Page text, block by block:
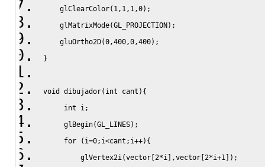
glClearColor( 1 , 1 , 1 ,0) ;
glMatrixMode(GL_PROJECTION) ;
gluOrtho2D(0 ,400 ,0 ,400) ;
}
void dibujador( int cant ) {
int i ;
glBegin(GL_LINES) ;
for
( i=0; i<cant ; i++) {
glVertex2i (vector [2*i ] ,vector [2*i+1 ] ) ;